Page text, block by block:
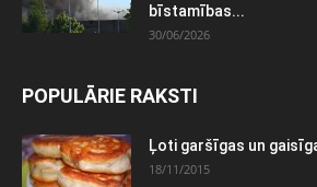
bīstamības...
30/06/2026
POPULĀRIE RAKSTI
Ļoti garšīgas un
18/11/2015